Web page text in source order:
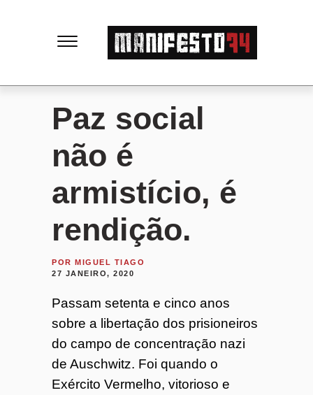
M
a
n
f
e
s
t
o
7
Paz social
não é
armistício, é
rendição.
POR MIGUEL TIAGO
27 JANEIRO, 2020
Passam setenta e cinco anos
sobre a libertação dos prisioneiros
do campo de concentração nazi
de Auschwitz. Foi quando o
Exército Vermelho, vitorioso e